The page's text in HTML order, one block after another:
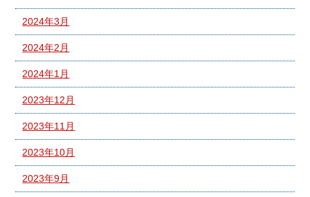
2024年3月
2024年2月
2024年1月
2023年12月
2023年11月
2023年10月
2023年9月